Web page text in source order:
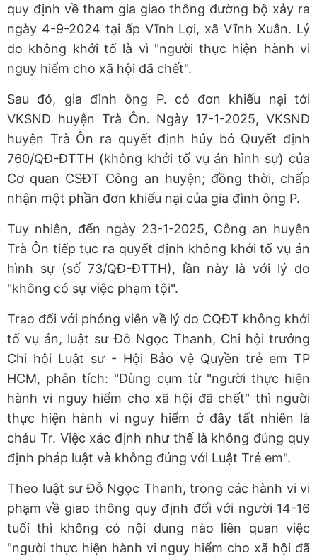
quy định về tham gia giao thông đường bộ xảy ra
ngày 4-9-2024 tại ấp Vĩnh Lợi, xã Vĩnh Xuân. Lý
do không khởi tố là vì "người thực hiện hành vi
nguy hiểm cho xã hội đã chết".
Sau đó, gia đình ông P. có đơn khiếu nại tới
VKSND huyện Trà Ôn. Ngày 17-1-2025, VKSND
huyện Trà Ôn ra quyết định hủy bỏ Quyết định
760/QĐ-ĐTTH (không khởi tố vụ án hình sự) của
Cơ quan CSĐT Công an huyện; đồng thời, chấp
nhận một phần đơn khiếu nại của gia đình ông P.
Tuy nhiên, đến ngày 23-1-2025, Công an huyện
Trà Ôn tiếp tục ra quyết định không khởi tố vụ án
hình sự (số 73/QĐ-ĐTTH), lần này là với lý do
"không có sự việc phạm tội".
Trao đổi với phóng viên về lý do CQĐT không khởi
tố vụ án, luật sư Đỗ Ngọc Thanh, Chi hội trưởng
Chi hội Luật sư - Hội Bảo vệ Quyền trẻ em TP
HCM, phân tích: "Dùng cụm từ "người thực hiện
hành vi nguy hiểm cho xã hội đã chết" thì người
thực hiện hành vi nguy hiểm ở đây tất nhiên là
cháu Tr. Việc xác định như thế là không đúng quy
định pháp luật và không đúng với Luật Trẻ em".
Theo luật sư Đỗ Ngọc Thanh, trong các hành vi vi
phạm về giao thông quy định đối với người 14-16
tuổi thì không có nội dung nào liên quan việc
"người thực hiện hành vi nguy hiểm cho xã hội đã